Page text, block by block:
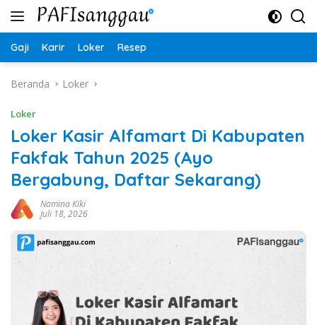
Langsung
Gaji Karir Loker Resep
Beranda Loker
Loker
Loker Kasir Alfamart Di Kabupaten
Fakfak Tahun 2025 (Ayo
Bergabung, Daftar Sekarang)
Namina Kiki
Juli 18, 2026